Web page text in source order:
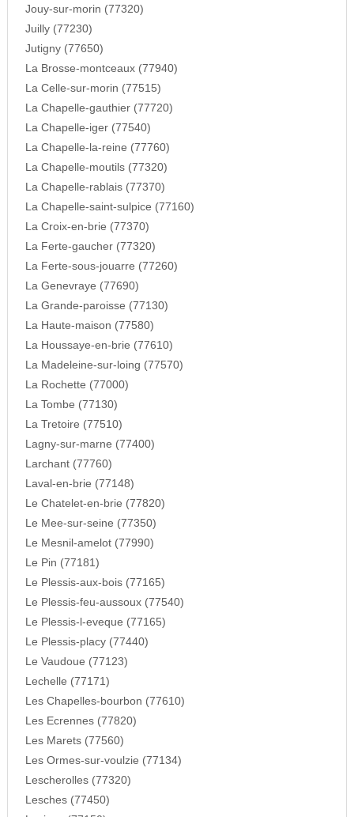
Jouy-sur-morin (77320)
Juilly (77230)
Jutigny (77650)
La Brosse-montceaux (77940)
La Celle-sur-morin (77515)
La Chapelle-gauthier (77720)
La Chapelle-iger (77540)
La Chapelle-la-reine (77760)
La Chapelle-moutils (77320)
La Chapelle-rablais (77370)
La Chapelle-saint-sulpice (77160)
La Croix-en-brie (77370)
La Ferte-gaucher (77320)
La Ferte-sous-jouarre (77260)
La Genevraye (77690)
La Grande-paroisse (77130)
La Haute-maison (77580)
La Houssaye-en-brie (77610)
La Madeleine-sur-loing (77570)
La Rochette (77000)
La Tombe (77130)
La Tretoire (77510)
Lagny-sur-marne (77400)
Larchant (77760)
Laval-en-brie (77148)
Le Chatelet-en-brie (77820)
Le Mee-sur-seine (77350)
Le Mesnil-amelot (77990)
Le Pin (77181)
Le Plessis-aux-bois (77165)
Le Plessis-feu-aussoux (77540)
Le Plessis-l-eveque (77165)
Le Plessis-placy (77440)
Le Vaudoue (77123)
Lechelle (77171)
Les Chapelles-bourbon (77610)
Les Ecrennes (77820)
Les Marets (77560)
Les Ormes-sur-voulzie (77134)
Lescherolles (77320)
Lesches (77450)